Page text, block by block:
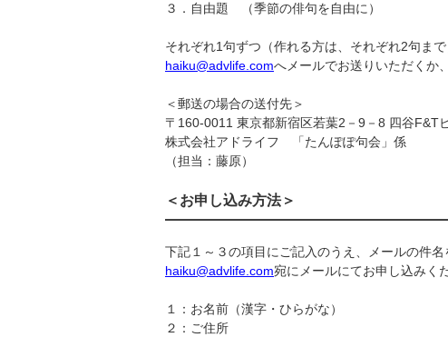
３．自由題 （季節の俳句を自由に）
それぞれ1句ずつ（作れる方は、それぞれ2句まで
haiku@advlife.comへメールでお送りいただくか
＜郵送の場合の送付先＞
〒160-0011 東京都新宿区若葉2－9－8 四谷F&T
株式会社アドライフ 「たんぽぽ句会」係
（担当：藤原）
＜お申し込み方法＞
下記１～３の項目にご記入のうえ、メールの件
haiku@advlife.com宛にメールにてお申し込みく
１：お名前（漢字・ひらがな）
２：ご住所